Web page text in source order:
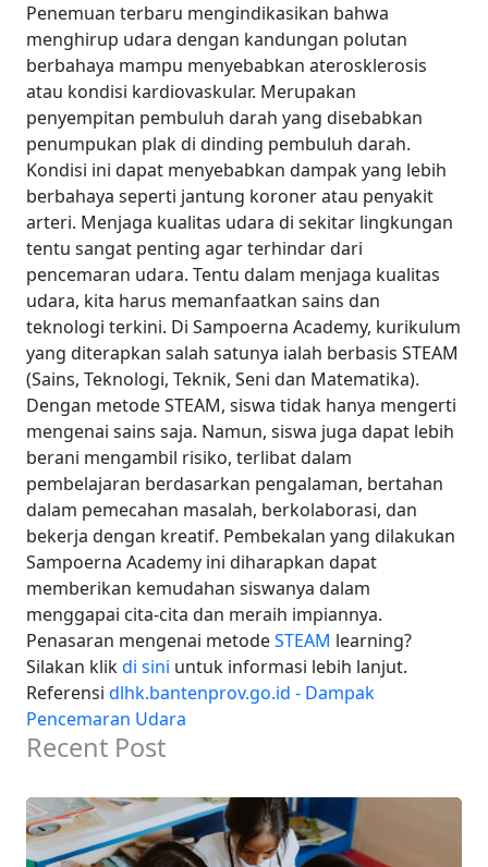
Penemuan terbaru mengindikasikan bahwa
menghirup udara dengan kandungan polutan
berbahaya mampu menyebabkan aterosklerosis
atau kondisi kardiovaskular. Merupakan
penyempitan pembuluh darah yang disebabkan
penumpukan plak di dinding pembuluh darah.
Kondisi ini dapat menyebabkan dampak yang lebih
berbahaya seperti jantung koroner atau penyakit
arteri. Menjaga kualitas udara di sekitar lingkungan
tentu sangat penting agar terhindar dari
pencemaran udara. Tentu dalam menjaga kualitas
udara, kita harus memanfaatkan sains dan
teknologi terkini. Di Sampoerna Academy, kurikulum
yang diterapkan salah satunya ialah berbasis STEAM
(Sains, Teknologi, Teknik, Seni dan Matematika).
Dengan metode STEAM, siswa tidak hanya mengerti
mengenai sains saja. Namun, siswa juga dapat lebih
berani mengambil risiko, terlibat dalam
pembelajaran berdasarkan pengalaman, bertahan
dalam pemecahan masalah, berkolaborasi, dan
bekerja dengan kreatif. Pembekalan yang dilakukan
Sampoerna Academy ini diharapkan dapat
memberikan kemudahan siswanya dalam
menggapai cita-cita dan meraih impiannya.
Penasaran mengenai metodeSTEAM learning?
Silakan klikdi sini untuk informasi lebih lanjut.
Referensi dlhk.bantenprov.go.id - Dampak
Pencemaran Udara
Recent Post